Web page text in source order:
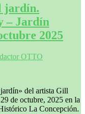
jardín.
– Jardín
2025
OTTO
del artista Gill
de octubre, 2025 en la
La Concepción.